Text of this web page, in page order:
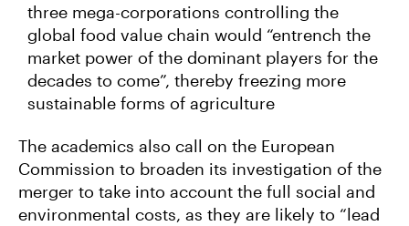
three mega-corporations controlling the
global food value chain would “entrench the
market power of the dominant players for the
decades to come”, thereby freezing more
sustainable forms of agriculture
The academics also call on the European
Commission to broaden its investigation of the
merger to take into account the full social and
environmental costs, as they are likely to “lead